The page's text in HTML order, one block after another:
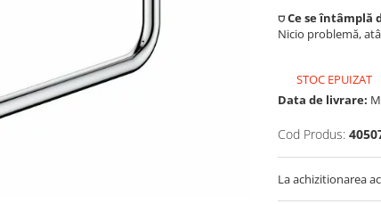
⛉ Ce se întâmplă
Nicio problemă,
STOC EPUIZAT
Data de livrare:
Cod Produs:
La achizitionarea